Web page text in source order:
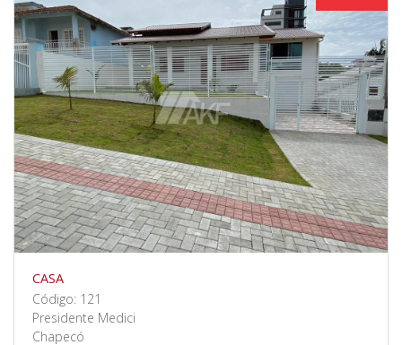
CASA
Código: 121
Presidente Medici
Chapecó